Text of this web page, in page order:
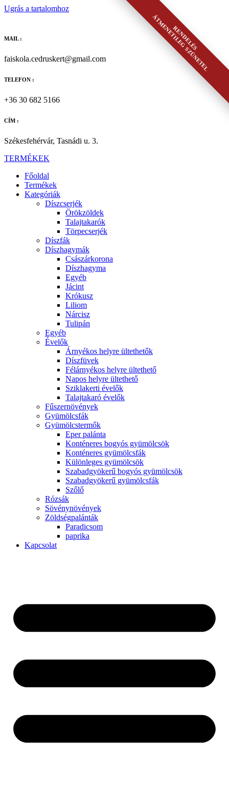
RENDELÉS
ÁTMENETILEG SZÜNETEL
Ugrás a tartalomhoz
MAIL :
faiskola.cedruskert@gmail.com
TELEFON :
+36 30 682 5166
CÍM :
Székesfehérvár, Tasnádi u. 3.
TERMÉKEK
Főoldal
Termékek
Kategóriák
Díszcserjék
Örökzöldek
Talajtakarók
Törpecserjék
Díszfák
Díszhagymák
Császárkorona
Díszhagyma
Egyéb
Jácint
Krókusz
Liliom
Nárcisz
Tulipán
Egyéb
Évelők
Árnyékos helyre ültethetők
Díszfüvek
Félárnyékos helyre ültethető
Napos helyre ültethető
Sziklakerti évelők
Talajtakaró évelők
Fűszernövények
Gyümölcsfák
Gyümölcstermők
Eper palánta
Konténeres bogyós gyümölcsök
Konténeres gyümölcsfák
Különleges gyümölcsök
Szabadgyökerű bogyós gyümölcsök
Szabadgyökerű gyümölcsfák
Szőlő
Rózsák
Sövénynövények
Zöldségpalánták
Paradicsom
paprika
Kapcsolat